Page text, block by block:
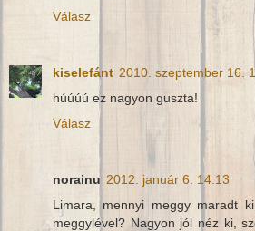
Válasz
kiselefánt 2010. szeptember 16.
húúúú ez nagyon guszta!
Válasz
norainu 2012. január 6. 14:13
Limara, mennyi meggy maradt
meggylével? Nagyon jól néz ki,